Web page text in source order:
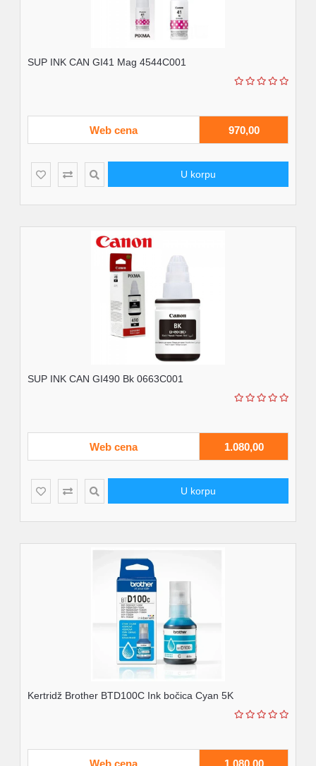
SUP INK CAN GI41 Mag 4544C001
Web cena 970,00
U korpu
SUP INK CAN GI490 Bk 0663C001
Web cena 1.080,00
U korpu
Kertridž Brother BTD100C Ink bočica Cyan 5K
Web cena 1.080,00